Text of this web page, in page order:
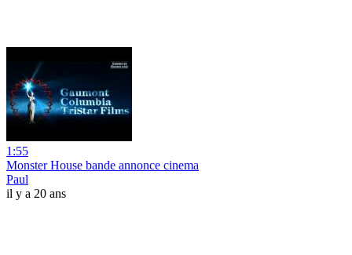
1:55
Monster House bande annonce cinema
Paul
il y a 20 ans